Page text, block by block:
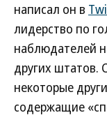
написал он в
лидерство по
наблюдателей
других штатов.
некоторые
содержащие